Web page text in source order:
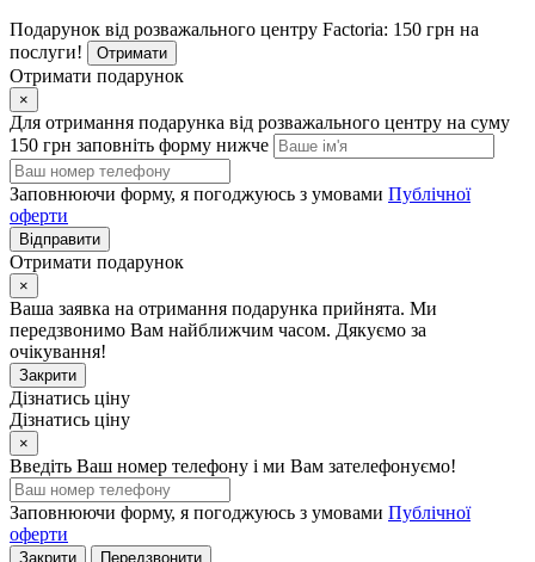
Подарунок від розважального центру Factoria: 150 грн на
послуги!
Отримати
Отримати подарунок
×
Для отримання подарунка від розважального центру на суму
150 грн заповніть форму нижче
Заповнюючи форму, я погоджуюсь з умовами Публічної
оферти
Відправити
Отримати подарунок
×
Ваша заявка на отримання подарунка прийнята. Ми
передзвонимо Вам найближчим часом. Дякуємо за
очікування!
Закрити
Дізнатись ціну
Дізнатись ціну
×
Введіть Ваш номер телефону і ми Вам зателефонуємо!
Заповнюючи форму, я погоджуюсь з умовами Публічної
оферти
Закрити Передзвонити